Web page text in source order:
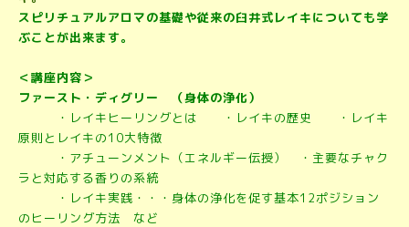
スピリチュアルアロマの基礎や従来の臼井式レイキについても学
ぶことが出来ます。
＜講座内容＞
ファースト・ディグリー （身体の浄化）
・レイキヒーリングとは ・レイキの歴史 ・レイキ
原則とレイキの10大特徴
・アチューンメント（エネルギー伝授） ・主要なチャク
ラと対応する香りの系統
・レイキ実践・・・身体の浄化を促す基本12ポジション
のヒーリング方法 など